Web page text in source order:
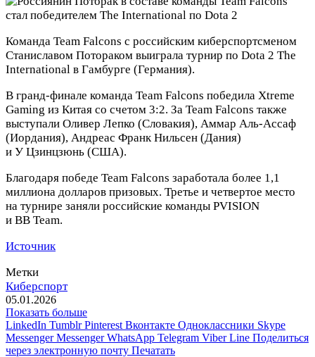
Команда Team Falcons с российским киберспортсменом
Станиславом Потораком выиграла турнир по Dota 2 The
International в Гамбурге (Германия).
В гранд‑финале команда Team Falcons победила Xtreme
Gaming из Китая со счетом 3:2. За Team Falcons также
выступали Оливер Лепко (Словакия), Аммар Аль‑Ассаф
(Иордания), Андреас Франк Нильсен (Дания)
и У Цзинцзюнь (США).
Благодаря победе Team Falcons заработала более 1,1
миллиона долларов призовых. Третье и четвертое место
на турнире заняли российские команды PVISION
и BB Team.
Источник
Метки
Киберспорт
05.01.2026
Показать больше
LinkedIn Tumblr Pinterest Вконтакте Одноклассники Skype
Messenger Messenger WhatsApp Telegram Viber Line Поделиться
через электронную почту Печатать